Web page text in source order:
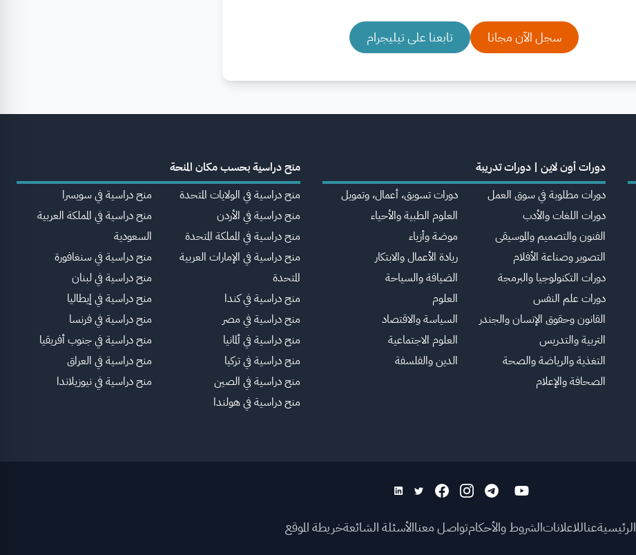
سجل الآن مجانا تابعنا على تيليجرام
دورات أون لاين | دورات تدريبة
دورات مطلوبة في سوق العمل
دورات اللغات والأدب
الفنون والتصميم والموسيقى
التصوير وصناعة الأفلام
دورات التكنولوجيا والبرمجة
دورات علم النفس
القانون وحقوق الإنسان والجندر
التربية والتدريس
التغذية والرياضة والصحة
الصحافة والإعلام
دورات تسويق، أعمال، وتمويل
العلوم الطبية والأحياء
موضة وأزياء
ريادة الأعمال والابتكار
الضيافة والسياحة
العلوم
السياسة والاقتصاد
العلوم الاجتماعية
الدين والفلسفة
منح دراسية بحسب مكان المنحة
منح دراسية في الولايات المتحدة
منح دراسية في الأردن
منح دراسية في المملكة المتحدة
منح دراسية في الإمارات العربية
المتحدة
منح دراسية في كندا
منح دراسية في مصر
منح دراسية في ألمانيا
منح دراسية في تركيا
منح دراسية في الصين
منح دراسية في هولندا
منح دراسية في سويسرا
منح دراسية في المملكة العربية
السعودية
منح دراسية في سنغافورة
منح دراسية في لبنان
منح دراسية في إيطاليا
منح دراسية في فرنسا
منح دراسية في جنوب أفريقيا
منح دراسية في العراق
منح دراسية في نيوزيلاندا
الرئيسيةعناللاعلاناتالشروط والأحكامتواصل معناالأسئلة الشائعةخريطة الموقع